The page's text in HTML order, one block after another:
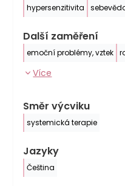
hypersenzitivita
Další zaměření
emoční problémy, vztek
Více
Směr výcviku
systemická terapie
Jazyky
Čeština